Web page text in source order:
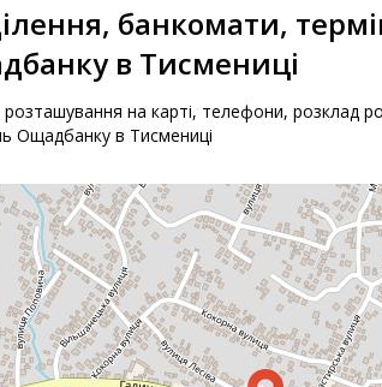
банкомати,
в Тисмениці
на карті, телефони, розклад
Ощадбанку в Тисмениці